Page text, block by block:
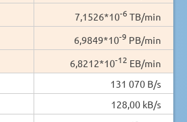
7,1526*10-6 TB/min
6,9849*10-9 PB/min
6,8212*10-12 EB/min
131 070 B/s
128,00 kB/s